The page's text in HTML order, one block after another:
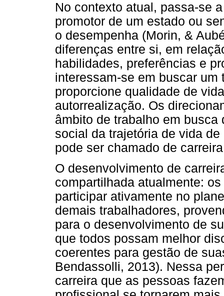
No contexto atual, passa-se
promotor de um estado ou
o desempenha (Morin, &
diferenças entre si, em
habilidades, preferências e
interessam-se em buscar
proporcione qualidade de
autorrealização. Os
âmbito de trabalho em
social da trajetória de vida
pode ser chamado de
O desenvolvimento de
compartilhada atualmente:
participar ativamente no
demais trabalhadores,
para o desenvolvimento de
que todos possam melhor
coerentes para gestão de
Bendassolli, 2013). Nessa
carreira que as pessoas